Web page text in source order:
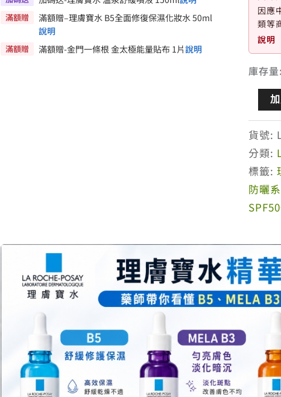
滿額贈
滿額贈–理膚寶水 B5全面修復保濕化妝水 50ml
說明
滿額贈 滿額贈-金門一條根 金太極能量貼布 1片說明
因應
類等
說明
庫存量:
膚
寶
水
全
護
極
致
油
光
防
曬
UVA
貨號:
分類:
標籤:
防曬